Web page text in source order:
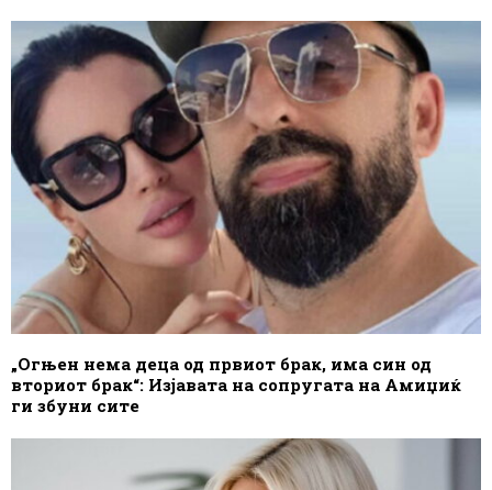
„Огњен нема деца од првиот брак, има син од
вториот брак“: Изјавата на сопругата на Амиџиќ
ги збуни сите